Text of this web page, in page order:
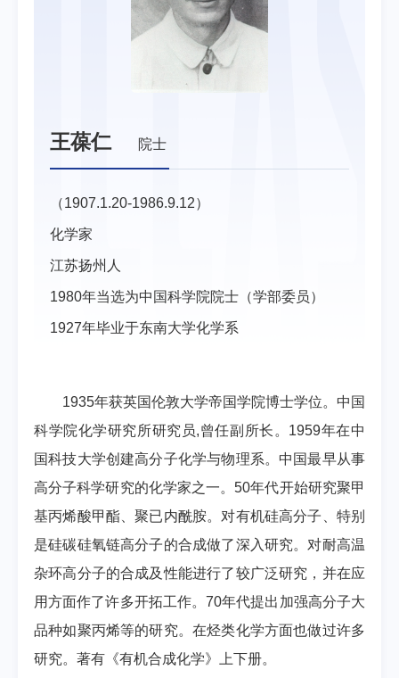
王葆仁 院士
（1907.1.20-1986.9.12）
化学家
江苏扬州人
1980年当选为中国科学院院士（学部委员）
1927年毕业于东南大学化学系
1935年获英国伦敦大学帝国学院博士学位。中国
科学院化学研究所研究员,曾任副所长。1959年在中
国科技大学创建高分子化学与物理系。中国最早从事
高分子科学研究的化学家之一。50年代开始研究聚甲
基丙烯酸甲酯、聚已内酰胺。对有机硅高分子、特别
是硅碳硅氧链高分子的合成做了深入研究。对耐高温
杂环高分子的合成及性能进行了较广泛研究，并在应
用方面作了许多开拓工作。70年代提出加强高分子大
品种如聚丙烯等的研究。在烃类化学方面也做过许多
研究。著有《有机合成化学》上下册。